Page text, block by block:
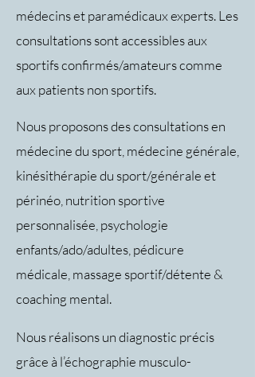
médecins et paramédicaux experts. Les
consultations sont accessibles aux
sportifs confirmés/amateurs comme
aux patients non sportifs.
Nous proposons des consultations en
médecine du sport, médecine générale,
kinésithérapie du sport/générale et
périnéo, nutrition sportive
personnalisée, psychologie
enfants/ado/adultes, pédicure
médicale, massage sportif/détente &
coaching mental.
Nous réalisons un diagnostic précis
grâce à l’échographie musculo-